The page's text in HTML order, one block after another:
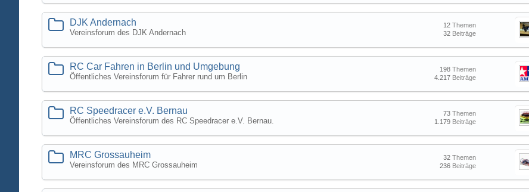
DJK Andernach
Vereinsforum des DJK Andernach
Themen
12
Beiträge
32
RC Car Fahren in Berlin und Umgebung
Öffentliches Vereinsforum für Fahrer rund um Berlin
Themen
198
Beiträge
4.217
RC Speedracer e.V. Bernau
Öffentliches Vereinsforum des RC Speedracer e.V. Bernau.
Themen
73
Beiträge
1.179
MRC Grossauheim
Vereinsforum des MRC Grossauheim
Themen
32
Beiträge
236